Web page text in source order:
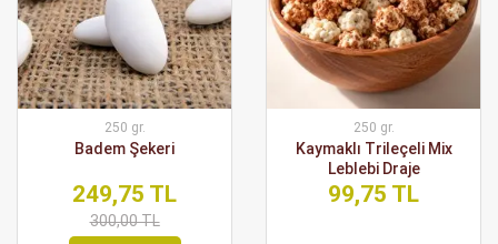
250 gr.
Badem Şekeri
249,75 TL
300,00 TL
250 gr.
Kaymaklı Trileçeli Mix
Leblebi Draje
99,75 TL